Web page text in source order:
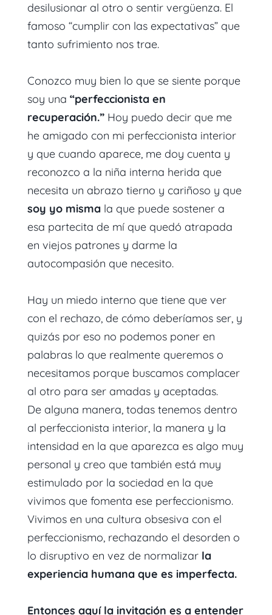
desilusionar al otro o sentir vergüenza. El
famoso “cumplir con las expectativas” que
tanto sufrimiento nos trae.
Conozco muy bien lo que se siente porque
soy una “perfeccionista en
recuperación.” Hoy puedo decir que me
he amigado con mi perfeccionista interior
y que cuando aparece, me doy cuenta y
reconozco a la niña interna herida que
necesita un abrazo tierno y cariñoso y que
soy yo misma la que puede sostener a
esa partecita de mí que quedó atrapada
en viejos patrones y darme la
autocompasión que necesito.
Hay un miedo interno que tiene que ver
con el rechazo, de cómo deberíamos ser, y
quizás por eso no podemos poner en
palabras lo que realmente queremos o
necesitamos porque buscamos complacer
al otro para ser amadas y aceptadas.
De alguna manera, todas tenemos dentro
al perfeccionista interior, la manera y la
intensidad en la que aparezca es algo muy
personal y creo que también está muy
estimulado por la sociedad en la que
vivimos que fomenta ese perfeccionismo.
Vivimos en una cultura obsesiva con el
perfeccionismo, rechazando el desorden o
lo disruptivo en vez de normalizar la
experiencia humana que es imperfecta.
Entonces aquí la invitación es a entender